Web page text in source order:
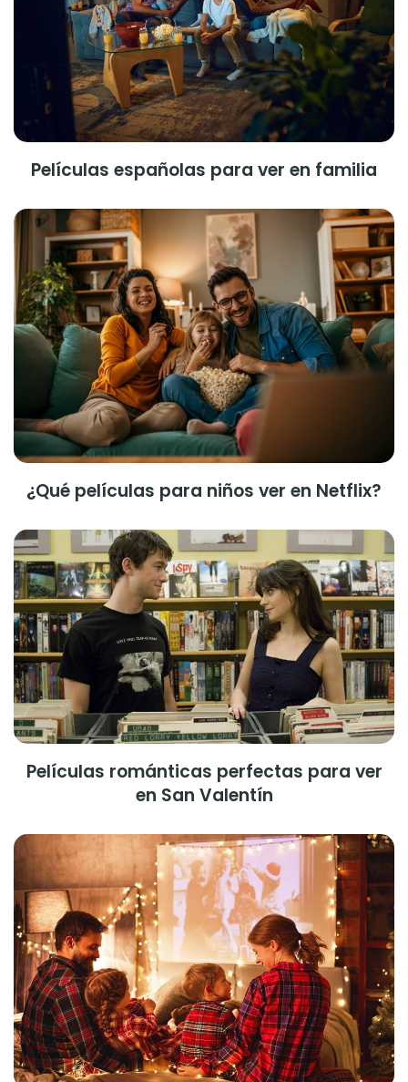
Películas españolas para ver en familia
¿Qué películas para niños ver en Netflix?
Películas románticas perfectas para ver
en San Valentín